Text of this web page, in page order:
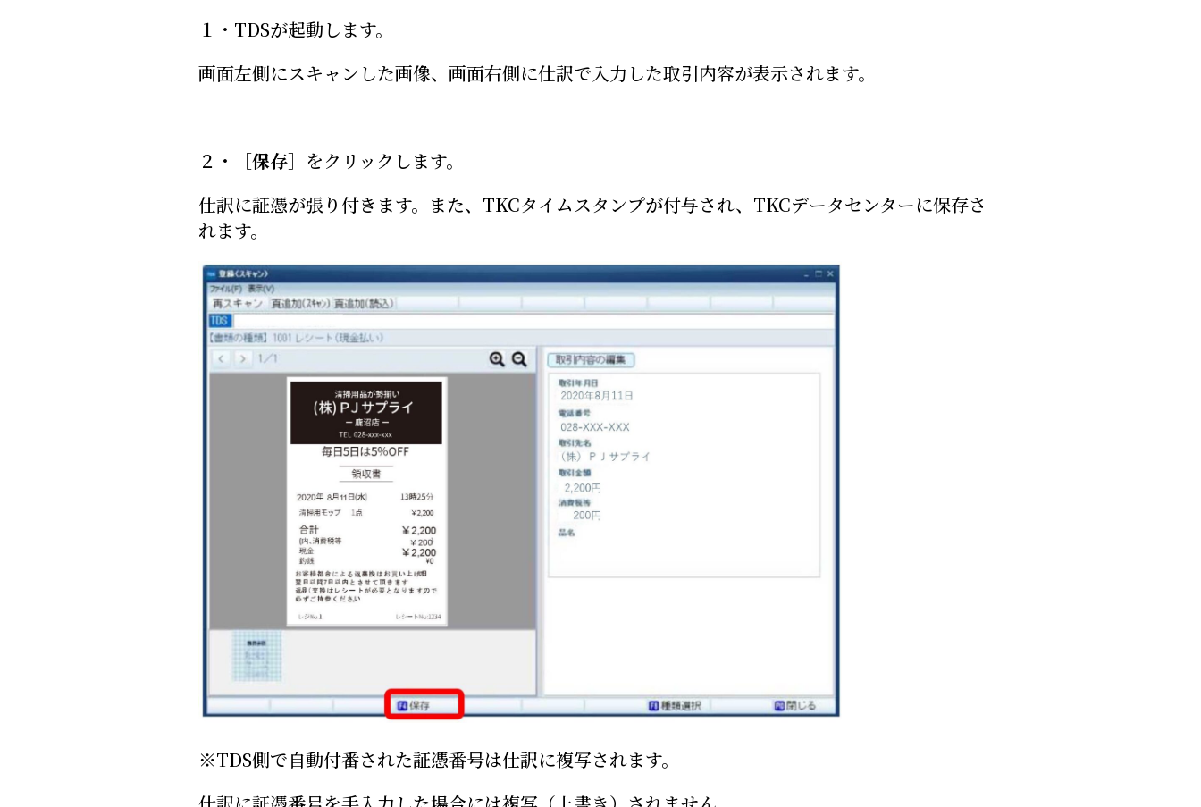
１・TDSが起動します。
画面左側にスキャンした画像、画面右側に仕訳で入力した取引内容が表示されます。
２・［保存］をクリックします。
仕訳に証憑が張り付きます。また、TKCタイムスタンプが付与され、TKCデータセンターに保存さ
れます。
※TDS側で自動付番された証憑番号は仕訳に複写されます。